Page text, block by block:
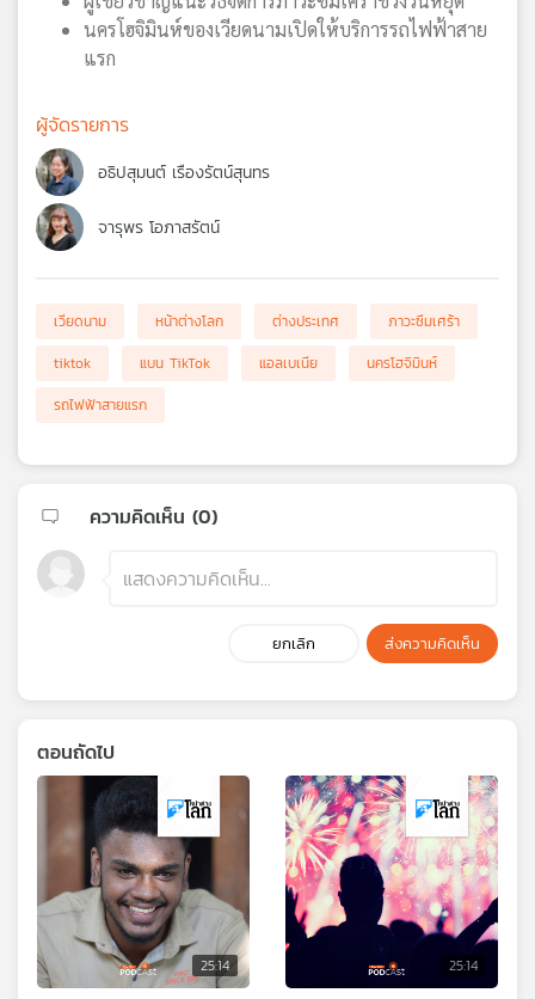
นครโฮจิมินห์ของเวียดนามเปิดให้บริการรถไฟฟ้าสาย
แรก
ผู้จัดรายการ
อธิปสุมนต์ เรืองรัตน์สุนทร
จารุพร โอภาสรัตน์
เวียดนาม หน้าต่างโลก ต่างประเทศ
ภาวะซึมเศร้า
tiktok
แบน TikTok แอลเบเนีย
นครโฮจิมินห์
รถไฟฟ้าสายแรก
ความคิดเห็น (0)
ยกเลิก ส่งความคิดเห็น
ตอนถัดไป
25:14 25:14